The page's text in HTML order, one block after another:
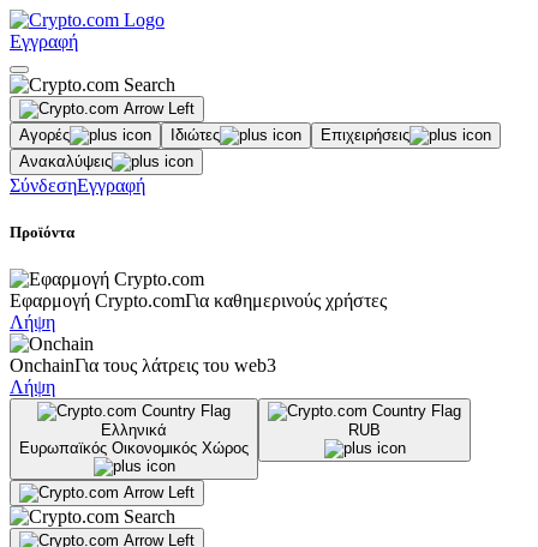
Εγγραφή
Αγορές Ιδιώτες
Επιχειρήσεις
Ανακαλύψεις
ΣύνδεσηΕγγραφή
Προϊόντα
Εφαρμογή Crypto.comΓια καθημερινούς χρήστες
Λήψη
OnchainΓια τους λάτρεις του web3
Λήψη
Ελληνικά
Ευρωπαϊκός Οικονομικός Χώρος
RUB